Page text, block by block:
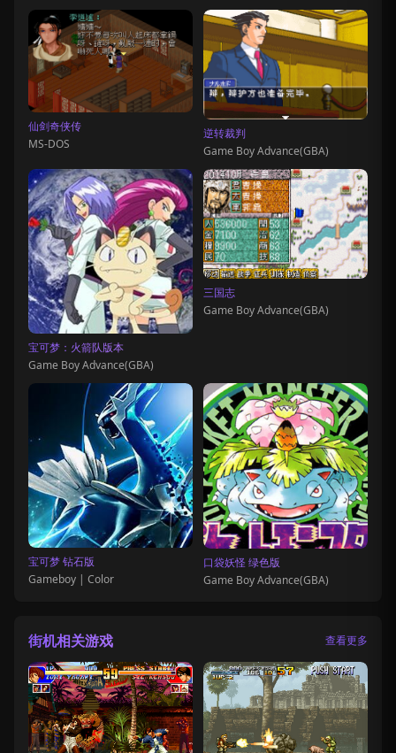
仙剑奇侠传
MS-DOS
逆转裁判
Game Boy Advance(GBA)
宝可梦：火箭队版本
Game Boy Advance(GBA)
三国志
Game Boy Advance(GBA)
宝可梦 钻石版
Gameboy | Color
口袋妖怪 绿色版
Game Boy Advance(GBA)
街机相关游戏 查看更多